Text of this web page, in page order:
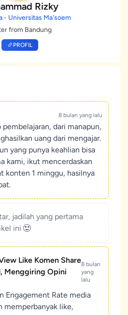
Rizky
- Universitas Ma'soem
from Bandung
PROFIL
8 bulan yang lalu
dari manapun,
uang dari mengajar.
yang punya keahlian bisa
kami, ikut mencerdaskan
konten 1 minggu, hasilnya
jadilah yang pertama
ini
Like Komen Share
Menggiring Opini
8 bulan
yang
lalu
Engagement Rate media
memperbanyak like,